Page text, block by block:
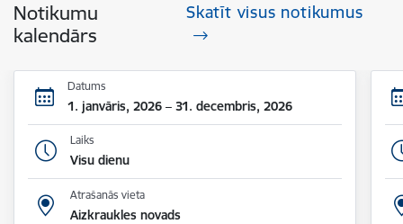
Notikumu
kalendārs
Skatīt visus notikumus
Datums
1. janvāris, 2026 – 31. decembris, 2026
Laiks
Visu dienu
Atrašanās vieta
Aizkraukles novads